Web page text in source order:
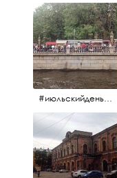
#июльскийдень2017 #15july2017